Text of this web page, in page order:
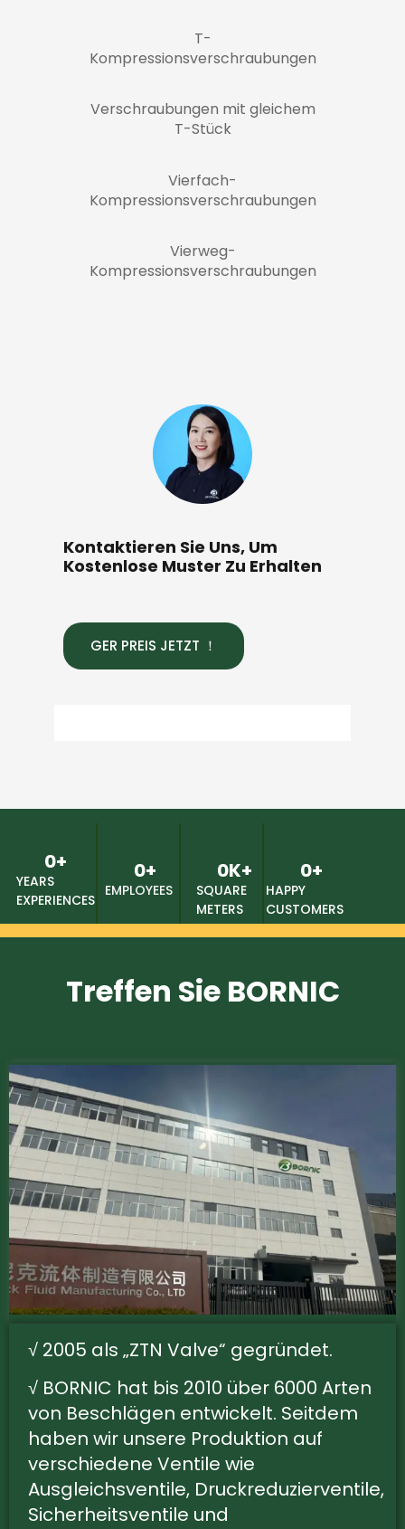
T-
Kompressionsverschraubungen
Verschraubungen mit gleichem
T-Stück
Vierfach-
Kompressionsverschraubungen
Vierweg-
Kompressionsverschraubungen
Kontaktieren Sie Uns, Um
Kostenlose Muster Zu Erhalten
GER PREIS JETZT ！
YEARS
EXPERIENCES
0+
EMPLOYEES
0+
SQUARE
METERS
0K+
HAPPY
CUSTOMERS
0+
Treffen Sie BORNIC
√ 2005 als „ZTN Valve“ gegründet.
√ BORNIC hat bis 2010 über 6000 Arten
von Beschlägen entwickelt. Seitdem
haben wir unsere Produktion auf
verschiedene Ventile wie
Ausgleichsventile, Druckreduzierventile,
Sicherheitsventile und